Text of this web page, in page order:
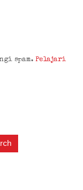
spam.Pelajari